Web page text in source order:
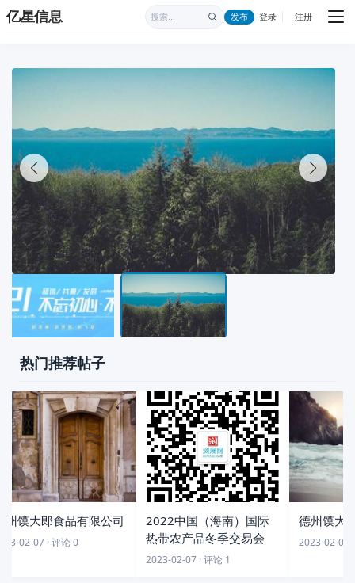
亿星信息 发布 登录 注册
热门推荐帖子
馍大郎食品有限公司
02-07 · 评论 0
2022中国（海南）国际
热带农产品冬季交易会
2023-02-07 · 评论 1
德州馍大
2023-02-07 ·